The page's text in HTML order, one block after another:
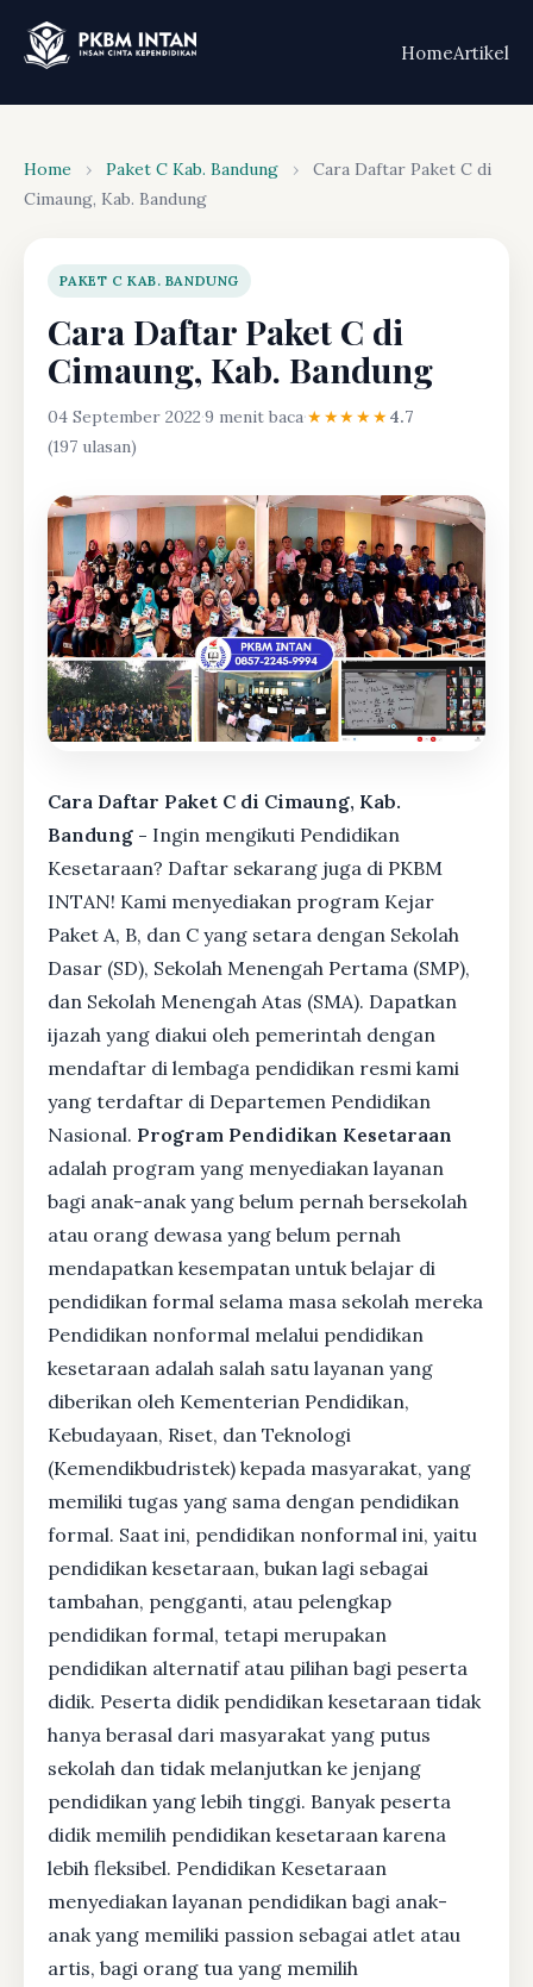
HomeArtikel
Home › Paket C Kab. Bandung ›
Cara Daftar Paket C di
Cimaung, Kab. Bandung
PAKET C KAB. BANDUNG
Cara Daftar Paket C di
Cimaung, Kab. Bandung
04 September 2022·9 menit baca·★★★★★4.7
(197 ulasan)
Cara Daftar Paket C di Cimaung, Kab.
Bandung - Ingin mengikuti Pendidikan
Kesetaraan? Daftar sekarang juga di PKBM
INTAN! Kami menyediakan program Kejar
Paket A, B, dan C yang setara dengan Sekolah
Dasar (SD), Sekolah Menengah Pertama (SMP),
dan Sekolah Menengah Atas (SMA). Dapatkan
ijazah yang diakui oleh pemerintah dengan
mendaftar di lembaga pendidikan resmi kami
yang terdaftar di Departemen Pendidikan
Nasional. Program Pendidikan Kesetaraan
adalah program yang menyediakan layanan
bagi anak-anak yang belum pernah bersekolah
atau orang dewasa yang belum pernah
mendapatkan kesempatan untuk belajar di
pendidikan formal selama masa sekolah mereka
Pendidikan nonformal melalui pendidikan
kesetaraan adalah salah satu layanan yang
diberikan oleh Kementerian Pendidikan,
Kebudayaan, Riset, dan Teknologi
(Kemendikbudristek) kepada masyarakat, yang
memiliki tugas yang sama dengan pendidikan
formal. Saat ini, pendidikan nonformal ini, yaitu
pendidikan kesetaraan, bukan lagi sebagai
tambahan, pengganti, atau pelengkap
pendidikan formal, tetapi merupakan
pendidikan alternatif atau pilihan bagi peserta
didik. Peserta didik pendidikan kesetaraan tidak
hanya berasal dari masyarakat yang putus
sekolah dan tidak melanjutkan ke jenjang
pendidikan yang lebih tinggi. Banyak peserta
didik memilih pendidikan kesetaraan karena
lebih fleksibel. Pendidikan Kesetaraan
menyediakan layanan pendidikan bagi anak-
anak yang memiliki passion sebagai atlet atau
artis, bagi orang tua yang memilih